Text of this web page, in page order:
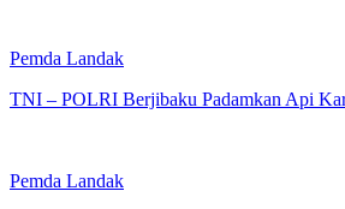
Pemda Landak
TNI – POLRI Berjibaku Padamkan Api
Pemda Landak